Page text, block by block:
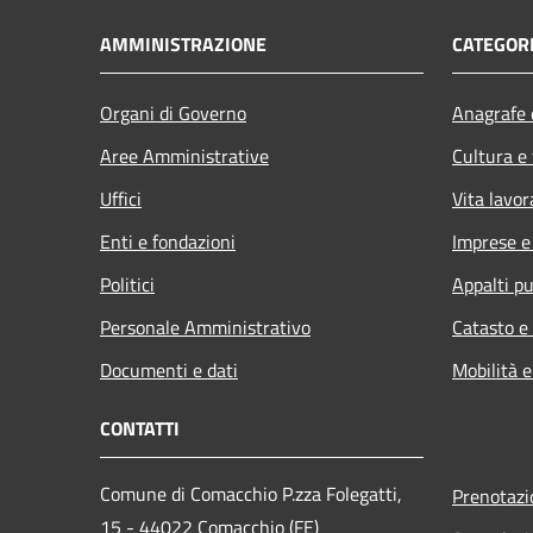
AMMINISTRAZIONE
Organi di Governo
Aree Amministrative
Uffici
Enti e fondazioni
Politici
Personale Amministrativo
Documenti e dati
Cultura
Vita
Imprese
Appalti
Catasto
Mobilità
CONTATTI
Comune di Comacchio P.zza Folegatti,
15 - 44022 Comacchio (FE)